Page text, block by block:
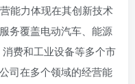
能力体现在其创新技术
务覆盖电动汽车、能源
费和工业设备等多个市
司在多个领域的经营能